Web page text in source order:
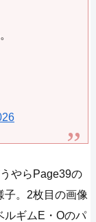
やらPage39の
子。2枚目の画像
ルギムE・Oのパ